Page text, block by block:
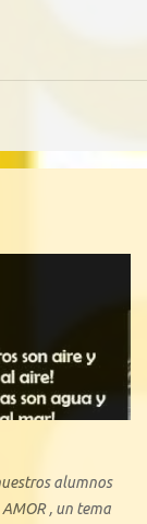
alumnos
, un tema